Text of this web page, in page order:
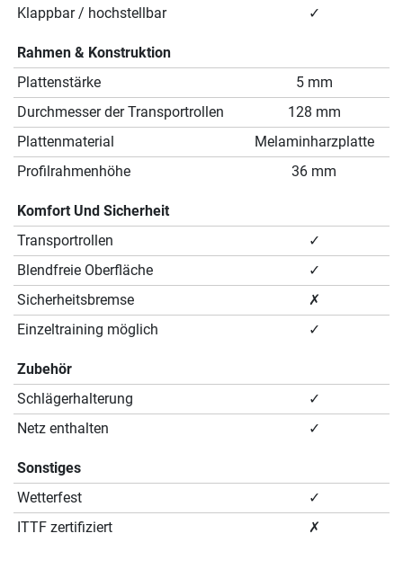
Klappbar / hochstellbar
✓
Rahmen & Konstruktion
Plattenstärke
5 mm
Durchmesser der Transportrollen
128 mm
Plattenmaterial
Melaminharzplatte
Profilrahmenhöhe
36 mm
Komfort Und Sicherheit
Transportrollen
✓
Blendfreie Oberfläche
✓
Sicherheitsbremse
✗
Einzeltraining möglich
✓
Zubehör
Schlägerhalterung
✓
Netz enthalten
✓
Sonstiges
Wetterfest
✓
ITTF zertifiziert
✗